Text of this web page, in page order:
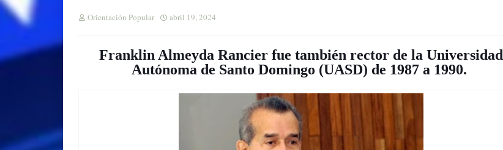
Orientación Popular abril 19, 2024
Franklin Almeyda Rancier fue también rector de la Universidad
Autónoma de Santo Domingo (UASD) de 1987 a 1990.